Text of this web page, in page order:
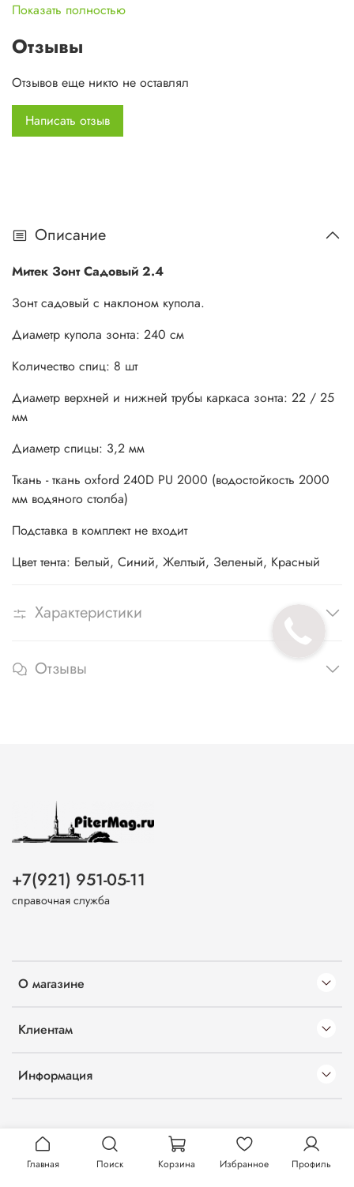
Ткань - ткань oxford 240D PU 2000 (водостойкость 2000
мм водяного столба)
Цвет тента: Белый, Синий, Желтый, Зеленый, Красный
Показать полностью
Отзывы
Отзывов еще никто не оставлял
Написать отзыв
Описание
Митек Зонт Садовый 2.4
Зонт садовый с наклоном купола.
Диаметр купола зонта: 240 см
Количество спиц: 8 шт
Диаметр верхней и нижней трубы каркаса зонта: 22 / 25
мм
Диаметр спицы: 3,2 мм
Ткань - ткань oxford 240D PU 2000 (водостойкость 2000
мм водяного столба)
Подставка в комплект не входит
Цвет тента: Белый, Синий, Желтый, Зеленый, Красный
Характеристики
Отзывы
О магазине
Клиентам
Информация
+7(921) 951-05-11
справочная служба
Главная Поиск Корзина Избранное Профиль